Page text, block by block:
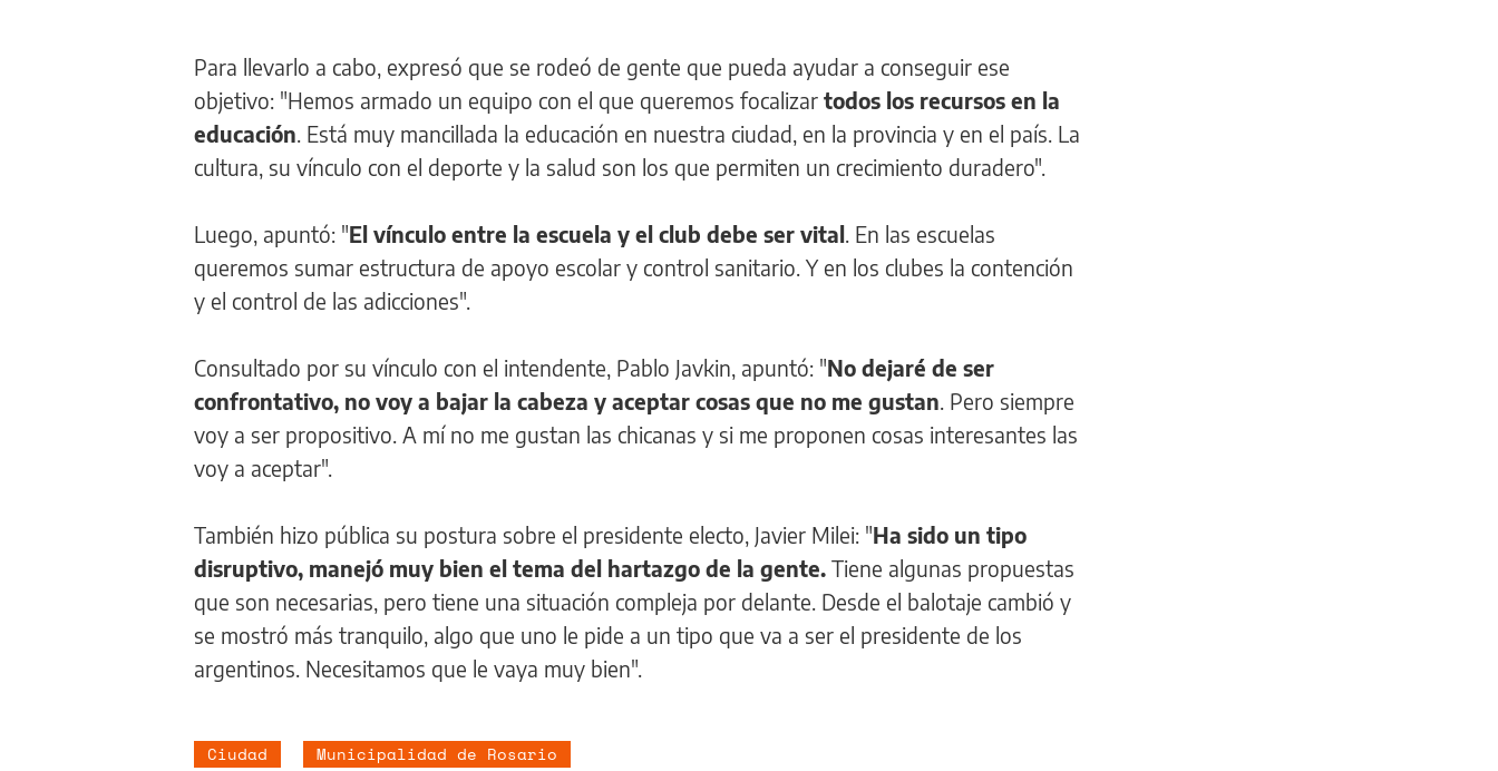
Para llevarlo a cabo, expresó que se rodeó de gente que pueda ayudar a conseguir ese
objetivo: "Hemos armado un equipo con el que queremos focalizar todos los recursos en la
educación . Está muy mancillada la educación en nuestra ciudad, en la provincia y en el país. La
cultura, su vínculo con el deporte y la salud son los que permiten un crecimiento duradero".
Luego, apuntó: "El vínculo entre la escuela y el club debe ser vital . En las escuelas
queremos sumar estructura de apoyo escolar y control sanitario. Y en los clubes la contención
y el control de las adicciones".
Consultado por su vínculo con el intendente, Pablo Javkin, apuntó: "No dejaré de ser
confrontativo, no voy a bajar la cabeza y aceptar cosas que no me gustan . Pero siempre
voy a ser propositivo. A mí no me gustan las chicanas y si me proponen cosas interesantes las
voy a aceptar".
También hizo pública su postura sobre el presidente electo, Javier Milei: "Ha sido un tipo
disruptivo, manejó muy bien el tema del hartazgo de la gente. Tiene algunas propuestas
que son necesarias, pero tiene una situación compleja por delante. Desde el balotaje cambió y
se mostró más tranquilo, algo que uno le pide a un tipo que va a ser el presidente de los
argentinos. Necesitamos que le vaya muy bien".
Ciudad Municipalidad de Rosario